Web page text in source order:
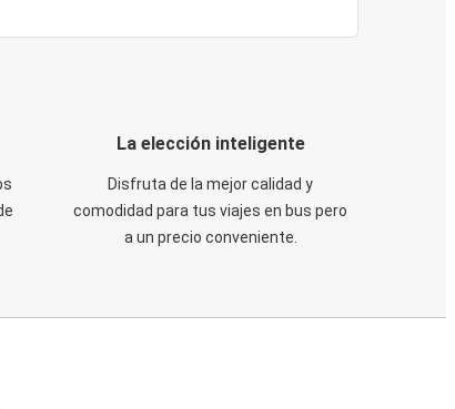
La elección inteligente
Disfruta de la mejor calidad y
comodidad para tus viajes en bus pero
a un precio conveniente.